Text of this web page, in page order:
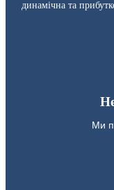
динамічна та
Ми